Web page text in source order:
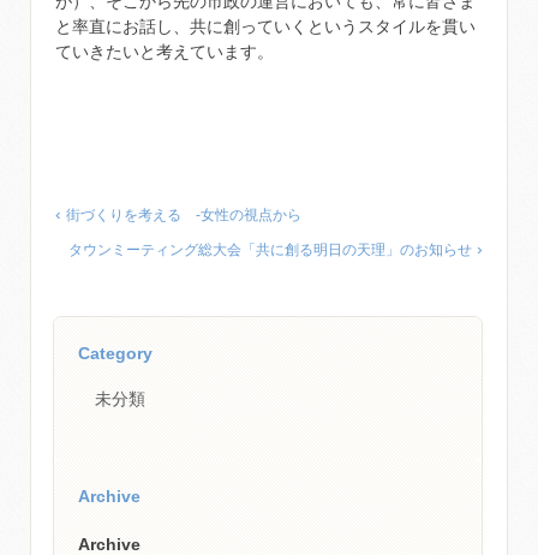
と率直にお話し、共に創っていくというスタイルを貫い
ていきたいと考えています。
‹ 街づくりを考える ‐女性の視点から
タウンミーティング総大会「共に創る明日の天理」のお知らせ ›
Category
未分類
Archive
Archive